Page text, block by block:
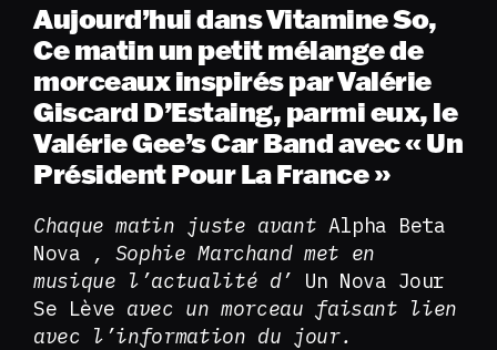
Aujourd’hui dans Vitamine So,
Ce matin un petit mélange de
morceaux inspirés par Valérie
Giscard D’Estaing, parmi eux, le
Valérie Gee’s Car Band avec « Un
Président Pour La France »
Chaque matin juste avant Alpha Beta
Nova
, Sophie Marchand met en
musique l’actualité d’ Un Nova Jour
Se Lève avec un morceau faisant lien
avec l’information du jour.